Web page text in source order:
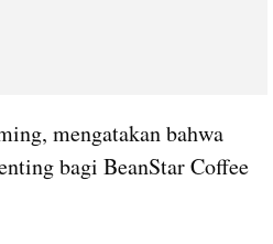
mengatakan bahwa
bagi BeanStar Coffee